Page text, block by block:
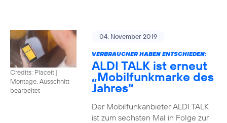
Credits: Placeit |
Montage, Ausschnitt
bearbeitet
04. November 2019
VERBRAUCHER HABEN ENTSCHIEDEN:
ALDI TALK ist erneut
„Mobilfunkmarke des
Jahres“
Der Mobilfunkanbieter ALDI TALK
ist zum sechsten Mal in Folge zur